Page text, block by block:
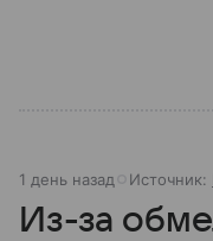
1 день назад Источник:
Из-за